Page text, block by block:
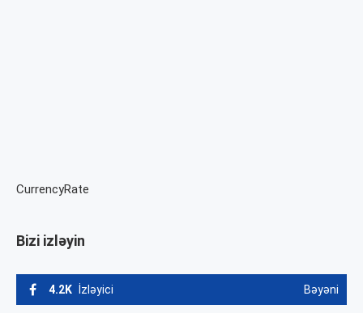
CurrencyRate
Bizi izləyin
4.2K İzləyici Bəyəni